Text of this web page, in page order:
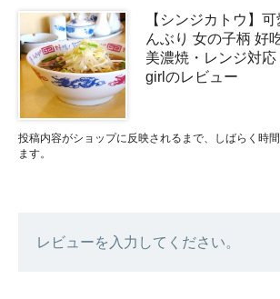
【シンジカトウ】
んぶり 女の子柄 好
美濃焼・レンジ対
girlのレビュー
投稿内容がショップに反映されるまで、しばらく時
ます。
レビューを入力してください。